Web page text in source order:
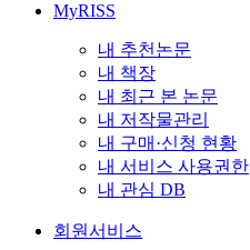
MyRISS
내 추천논문
내 책장
내 최근 본 논문
내 저작물관리
내 구매·신청 현황
내 서비스 사용권한
내 관심 DB
회원서비스